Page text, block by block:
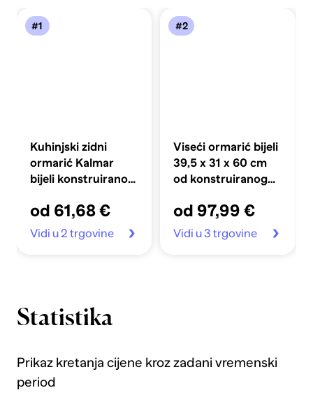
#1
Kuhinjski zidni
ormarić Kalmar
bijeli konstruirano
od 61,68 €
Vidi u 2 trgovine
#2
Viseći ormarić bijeli
39,5 x 31 x 60 cm
od konstruiranog
od 97,99 €
Vidi u 3 trgovine
Statistika
Prikaz kretanja cijene kroz zadani vremenski
period